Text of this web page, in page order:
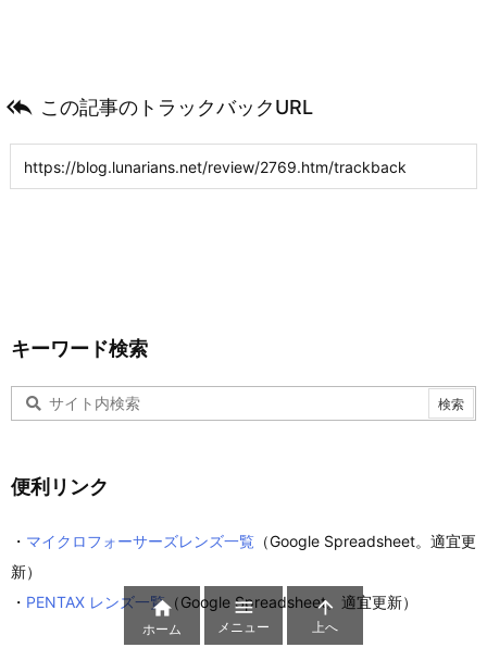
 この記事のトラックバックURL
キーワード検索
便利リンク
・ マイクロフォーサーズレンズ一覧 （Google Spreadsheet。適宜更
新）
・ PENTAX レンズ一覧（Google Spreadsheet。適宜更新）

ホーム

メニュー

上へ